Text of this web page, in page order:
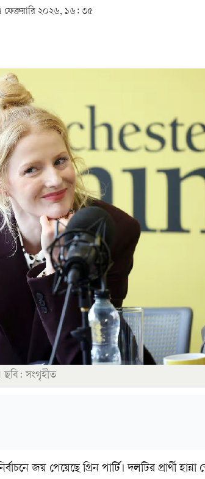
ফেব্রুয়ারি ২০২৬, ১৬: ৩৫
ছবি: সংগৃহীত
জয় পেয়েছে গ্রিন পার্টি। দলটির প্রার্থী হান্না